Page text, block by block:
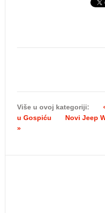
Više u ovoj kategoriji:
u Gospiću
Novi Jeep
»